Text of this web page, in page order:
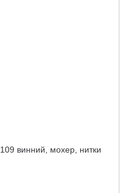
винний, мохер, нитки